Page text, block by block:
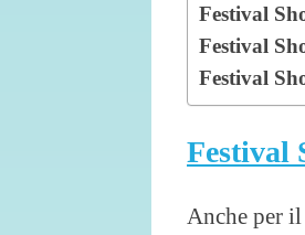
Festival
Festival
Festival
Festival
Anche per